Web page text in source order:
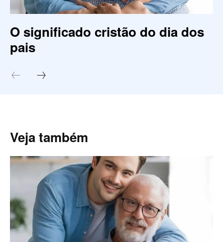
O significado cristão do dia dos
pais
Veja também